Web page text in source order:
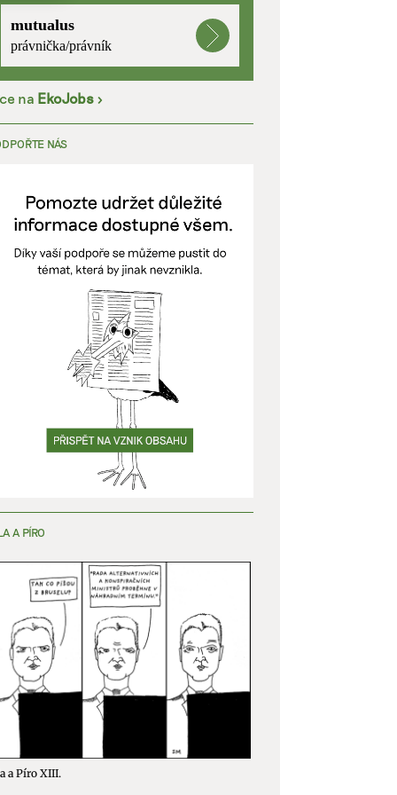
aktivní
mutualus
právnička/právník
na EkoJobs >
NÁS
A PÍRO
a Píro XIII.